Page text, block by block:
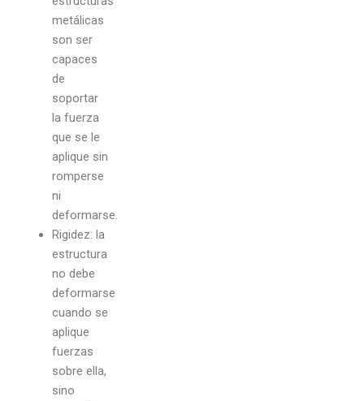
metálicas
son ser
capaces
de
soportar
la fuerza
que se le
aplique sin
romperse
ni
deformarse.
Rigidez: la
estructura
no debe
deformarse
cuando se
aplique
fuerzas
sobre ella,
sino